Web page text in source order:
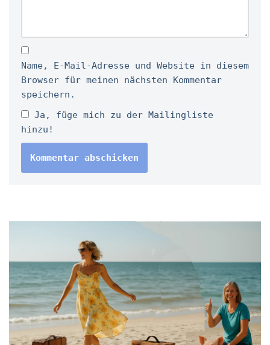
Name, E-Mail-Adresse und Website in diesem
Browser für meinen nächsten Kommentar
speichern.
Ja, füge mich zu der Mailingliste
hinzu!